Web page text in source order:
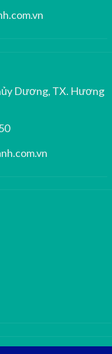
Dương, TX. Hương